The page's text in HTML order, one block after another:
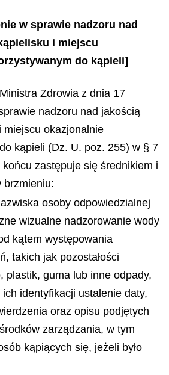
w sprawie nadzoru nad
i miejscu
do kąpieli]
Zdrowia z dnia 17
nadzoru nad jakością
miejscu okazjonalnie
kąpieli (Dz. U. poz. 255) w § 7
zastępuje się średnikiem i
brzmieniu:
osoby odpowiedzialnej
wizualne nadzorowanie wody
kątem występowania
takich jak pozostałości
plastik, guma lub inne odpady,
identyfikacji ustalenie daty,
oraz opisu podjętych
zarządzania, w tym
kąpiących się, jeżeli było